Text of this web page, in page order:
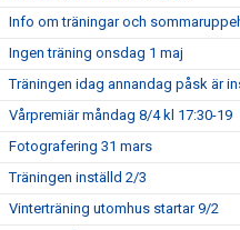
Info om träningar och
Ingen träning onsdag 1 maj
Träningen idag annandag påsk är
Vårpremiär måndag 8/4 kl 17:30-19
Fotografering 31 mars
Träningen inställd 2/3
Vinterträning utomhus startar 9/2